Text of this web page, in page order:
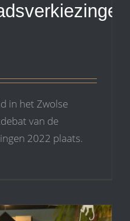
in het Zwolse
van de
2022 plaats.